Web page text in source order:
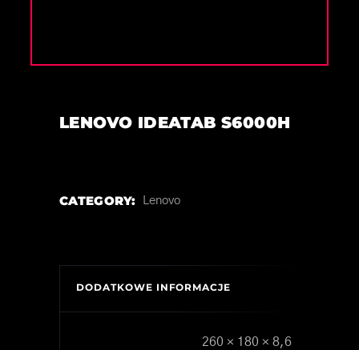
LENOVO IDEATAB S6000H
CATEGORY: Lenovo
DODATKOWE INFORMACJE
260 × 180 × 8,6